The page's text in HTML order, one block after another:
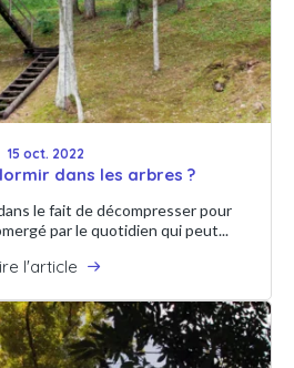
15 oct. 2022
dans les arbres ?
le fait de décompresser pour
par le quotidien qui peut...
l'article